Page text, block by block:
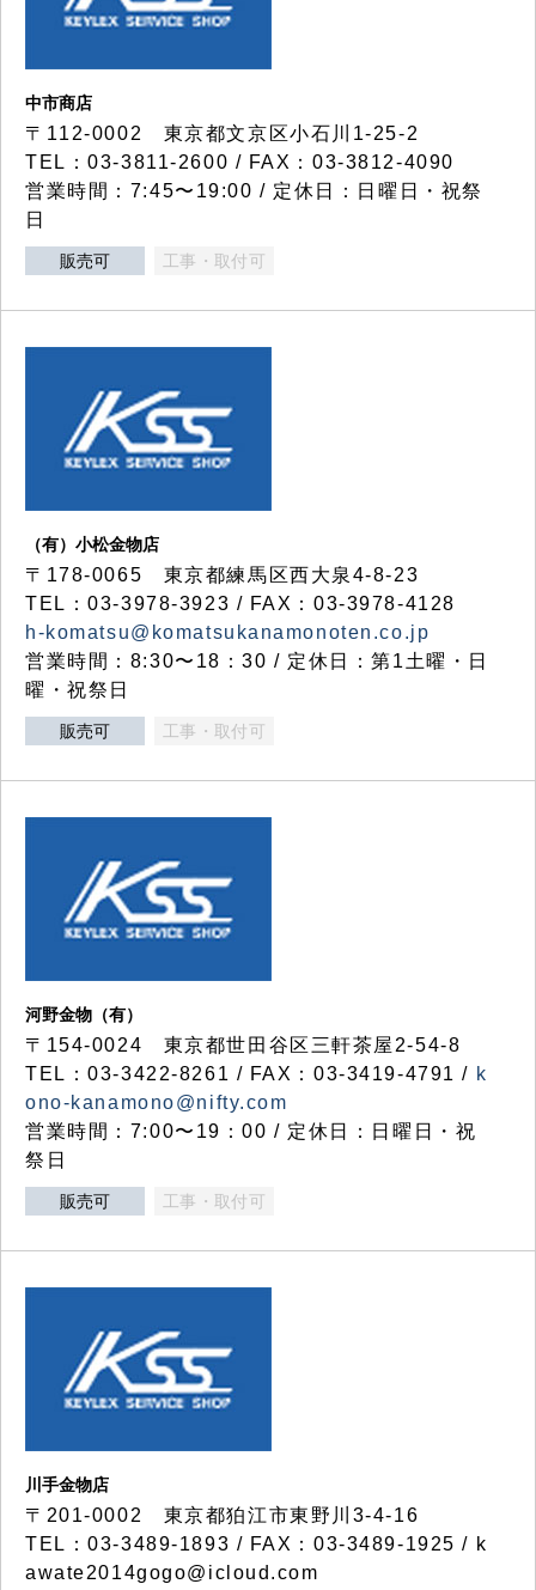
中市商店
〒112-0002 東京都文京区小石川1-25-2
TEL：03-3811-2600 / FAX：03-3812-4090
営業時間：7:45〜19:00 / 定休日：日曜日・祝祭
日
販売可 工事・取付可
（有）小松金物店
〒178-0065 東京都練馬区西大泉4-8-23
TEL：03-3978-3923 / FAX：03-3978-4128
h-komatsu@komatsukanamonoten.co.jp
営業時間：8:30〜18：30 / 定休日：第1土曜・日
曜・祝祭日
販売可 工事・取付可
河野金物（有）
〒154-0024 東京都世田谷区三軒茶屋2-54-8
TEL：03-3422-8261 / FAX：03-3419-4791 / k
ono-kanamono@nifty.com
営業時間：7:00〜19：00 / 定休日：日曜日・祝
祭日
販売可 工事・取付可
川手金物店
〒201-0002 東京都狛江市東野川3-4-16
TEL：03-3489-1893 / FAX：03-3489-1925 / k
awate2014gogo@icloud.com